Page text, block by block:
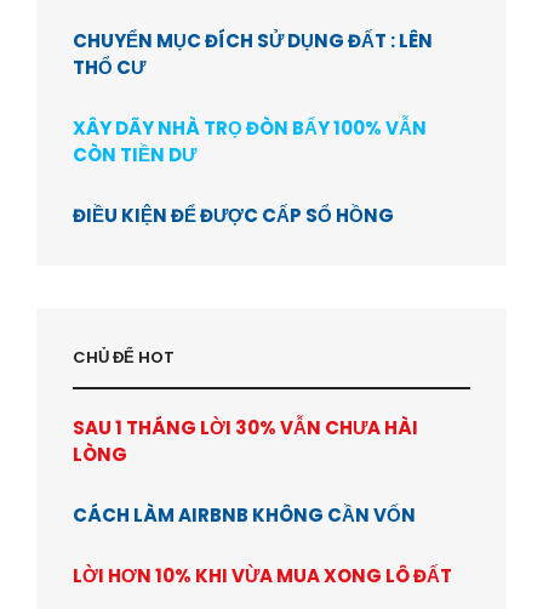
CHUYỂN MỤC ĐÍCH SỬ DỤNG ĐẤT : LÊN
THỔ CƯ
XÂY DÃY NHÀ TRỌ ĐÒN BẨY 100% VẪN
CÒN TIỀN DƯ
ĐIỀU KIỆN ĐỂ ĐƯỢC CẤP SỔ HỒNG
CHỦ ĐỂ HOT
SAU 1 THÁNG LỜI 30% VẪN CHƯA HÀI
LÒNG
CÁCH LÀM AIRBNB KHÔNG CẦN VỐN
LỜI HƠN 10% KHI VỪA MUA XONG LÔ ĐẤT